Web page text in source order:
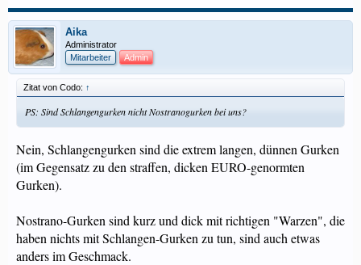
Aika
Administrator
Mitarbeiter
Admin
Zitat von Codo: ↑
PS: Sind Schlangengurken nicht Nostranogurken bei uns?
Nein, Schlangengurken sind die extrem langen, dünnen Gurken
(im Gegensatz zu den straffen, dicken EURO-genormten
Gurken).
Nostrano-Gurken sind kurz und dick mit richtigen "Warzen", die
haben nichts mit Schlangen-Gurken zu tun, sind auch etwas
anders im Geschmack.